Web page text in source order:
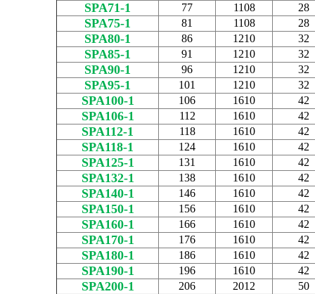
SPA71-1 77 1108 28
SPA75-1 81 1108 28
SPA80-1 86 1210 32
SPA85-1 91 1210 32
SPA90-1 96 1210 32
SPA95-1 101 1210 32
SPA100-1 106 1610 42
SPA106-1 112 1610 42
SPA112-1 118 1610 42
SPA118-1 124 1610 42
SPA125-1 131 1610 42
SPA132-1 138 1610 42
SPA140-1 146 1610 42
SPA150-1 156 1610 42
SPA160-1 166 1610 42
SPA170-1 176 1610 42
SPA180-1 186 1610 42
SPA190-1 196 1610 42
SPA200-1 206 2012 50